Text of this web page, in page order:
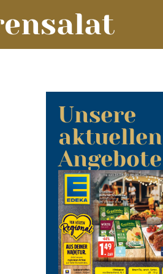
Unsere
aktuellen
Angebote